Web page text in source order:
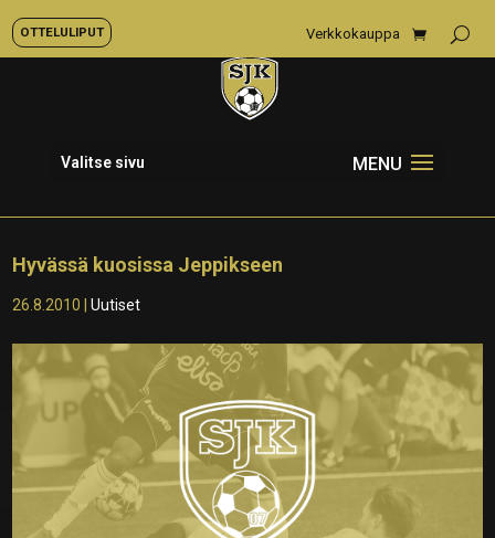
OTTELULIPUT Verkkokauppa
Valitse sivu
Hyvässä kuosissa Jeppikseen
26.8.2010 |Uutiset